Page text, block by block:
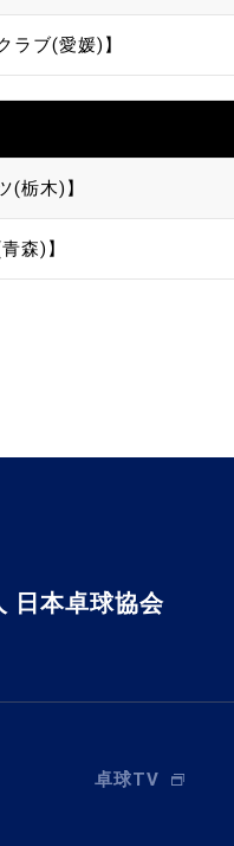
員
業
ラブ(愛媛)】
(栃木)】
森)】
日本卓球協会
卓球TV